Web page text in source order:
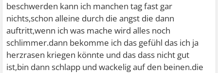
beschwerden kann ich manchen tag fast gar
nichts,schon alleine durch die angst die dann
auftritt,wenn ich was mache wird alles noch
schlimmer.dann bekomme ich das gefühl das ich ja
herzrasen kriegen könnte und das dass nicht gut
ist,bin dann schlapp und wackelig auf den beinen.die